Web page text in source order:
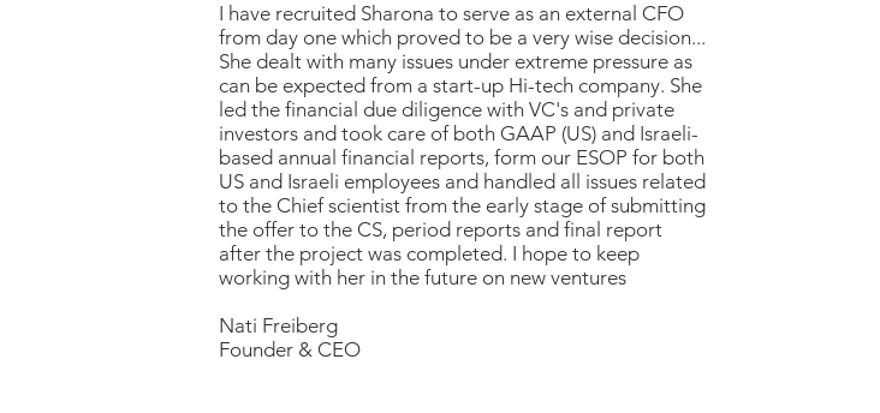
I have recruited Sharona to serve as an external CFO
from day one which proved to be a very wise decision...
She dealt with many issues under extreme pressure as
can be expected from a start-up Hi-tech company. She
led the financial due diligence with VC's and private
investors and took care of both GAAP (US) and Israeli-
based annual financial reports, form our ESOP for both
US and Israeli employees and handled all issues related
to the Chief scientist from the early stage of submitting
the offer to the CS, period reports and final report
after the project was completed. I hope to keep
working with her in the future on new ventures
Nati Freiberg
Founder & CEO